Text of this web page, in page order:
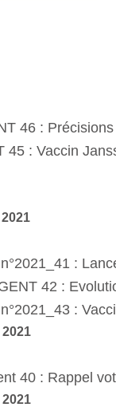
46 :
45 : Vaccin
:
42 :
:
40 : Rappel